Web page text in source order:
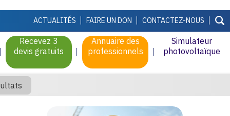
ACTUALITÉS FAIRE UN DON CONTACTEZ-NOUS
Recevez 3
devis gratuits
Annuaire des
professionnels
Simulateur
photovoltaïque